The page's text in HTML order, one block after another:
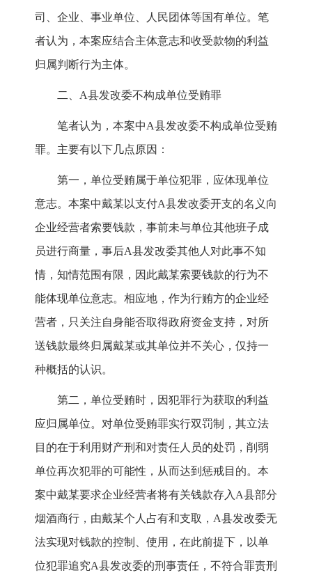
司、企业、事业单位、人民团体等国有单位。笔
者认为，本案应结合主体意志和收受款物的利益
归属判断行为主体。
二、A县发改委不构成单位受贿罪
笔者认为，本案中A县发改委不构成单位受贿
罪。主要有以下几点原因：
第一，单位受贿属于单位犯罪，应体现单位
意志。本案中戴某以支付A县发改委开支的名义向
企业经营者索要钱款，事前未与单位其他班子成
员进行商量，事后A县发改委其他人对此事不知
情，知情范围有限，因此戴某索要钱款的行为不
能体现单位意志。相应地，作为行贿方的企业经
营者，只关注自身能否取得政府资金支持，对所
送钱款最终归属戴某或其单位并不关心，仅持一
种概括的认识。
第二，单位受贿时，因犯罪行为获取的利益
应归属单位。对单位受贿罪实行双罚制，其立法
目的在于利用财产刑和对责任人员的处罚，削弱
单位再次犯罪的可能性，从而达到惩戒目的。本
案中戴某要求企业经营者将有关钱款存入A县部分
烟酒商行，由戴某个人占有和支取，A县发改委无
法实现对钱款的控制、使用，在此前提下，以单
位犯罪追究A县发改委的刑事责任，不符合罪责刑